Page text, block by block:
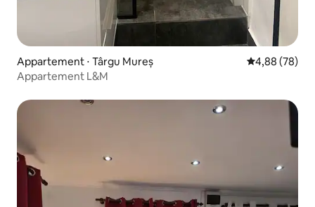
Appartement ⋅ Târgu Mureș Évaluation
4,88 (78)
Appartement L&M